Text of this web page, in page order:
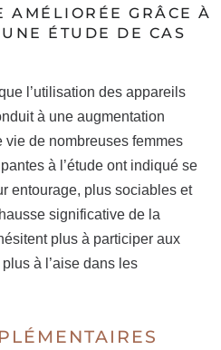
AMÉLIORÉE GRÂCE À
ÉTUDE DE CAS
l’utilisation des appareils
à une augmentation
de nombreuses femmes
à l’étude ont indiqué se
entourage, plus sociables et
significative de la
plus à participer aux
à l’aise dans les